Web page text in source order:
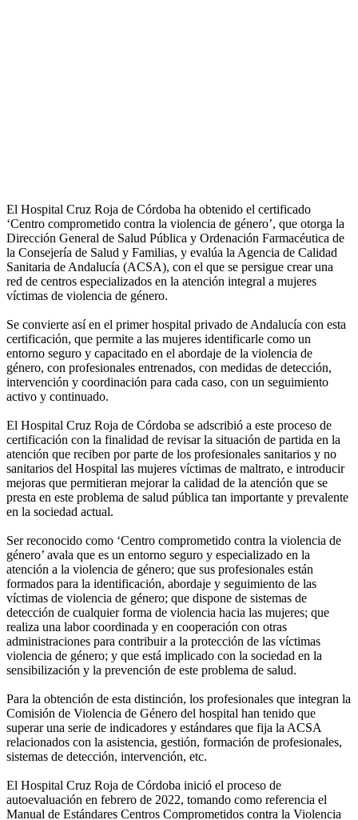
El Hospital Cruz Roja de Córdoba ha obtenido el certificado
‘Centro comprometido contra la violencia de género’, que otorga la
Dirección General de Salud Pública y Ordenación Farmacéutica de
la Consejería de Salud y Familias, y evalúa la Agencia de Calidad
Sanitaria de Andalucía (ACSA), con el que se persigue crear una
red de centros especializados en la atención integral a mujeres
víctimas de violencia de género.
Se convierte así en el primer hospital privado de Andalucía con esta
certificación, que permite a las mujeres identificarle como un
entorno seguro y capacitado en el abordaje de la violencia de
género, con profesionales entrenados, con medidas de detección,
intervención y coordinación para cada caso, con un seguimiento
activo y continuado.
El Hospital Cruz Roja de Córdoba se adscribió a este proceso de
certificación con la finalidad de revisar la situación de partida en la
atención que reciben por parte de los profesionales sanitarios y no
sanitarios del Hospital las mujeres víctimas de maltrato, e introducir
mejoras que permitieran mejorar la calidad de la atención que se
presta en este problema de salud pública tan importante y prevalente
en la sociedad actual.
Ser reconocido como ‘Centro comprometido contra la violencia de
género’ avala que es un entorno seguro y especializado en la
atención a la violencia de género; que sus profesionales están
formados para la identificación, abordaje y seguimiento de las
víctimas de violencia de género; que dispone de sistemas de
detección de cualquier forma de violencia hacia las mujeres; que
realiza una labor coordinada y en cooperación con otras
administraciones para contribuir a la protección de las víctimas
violencia de género; y que está implicado con la sociedad en la
sensibilización y la prevención de este problema de salud.
Para la obtención de esta distinción, los profesionales que integran la
Comisión de Violencia de Género del hospital han tenido que
superar una serie de indicadores y estándares que fija la ACSA
relacionados con la asistencia, gestión, formación de profesionales,
sistemas de detección, intervención, etc.
El Hospital Cruz Roja de Córdoba inició el proceso de
autoevaluación en febrero de 2022, tomando como referencia el
Manual de Estándares Centros Comprometidos contra la Violencia